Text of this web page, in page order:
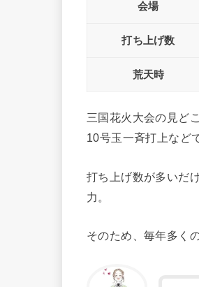
会場
打ち上げ数
荒天時
三国花火大会の見ど
10号玉一斉打上など
打ち上げ数が多いだ
力。
そのため、毎年多く